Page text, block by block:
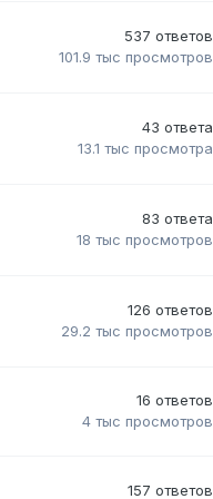
537 ответов
101.9 тыс просмотров
43 ответа
13.1 тыс просмотра
83 ответа
18 тыс просмотров
126 ответов
29.2 тыс просмотров
16 ответов
4 тыс просмотров
157 ответов